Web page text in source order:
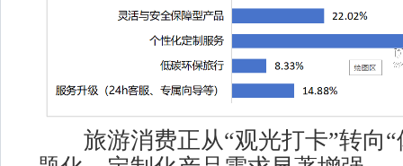
旅游消费正从“观光打卡”转向“